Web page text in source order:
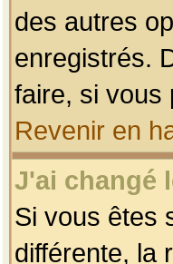
des autres
enregistrés.
faire, si vous
Revenir en
J'ai changé
Si vous êtes
différente, la